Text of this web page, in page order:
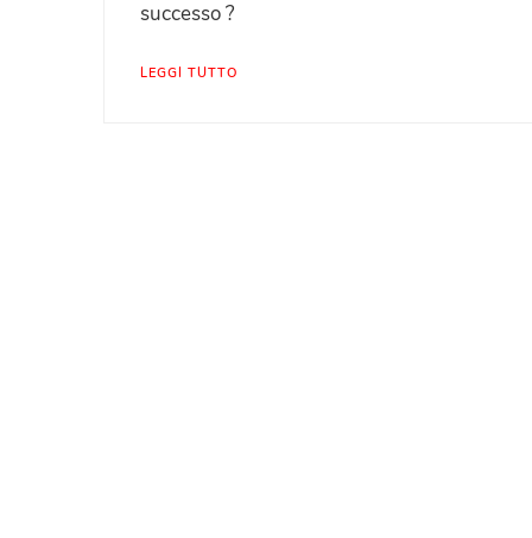
successo ?
LEGGI TUTTO